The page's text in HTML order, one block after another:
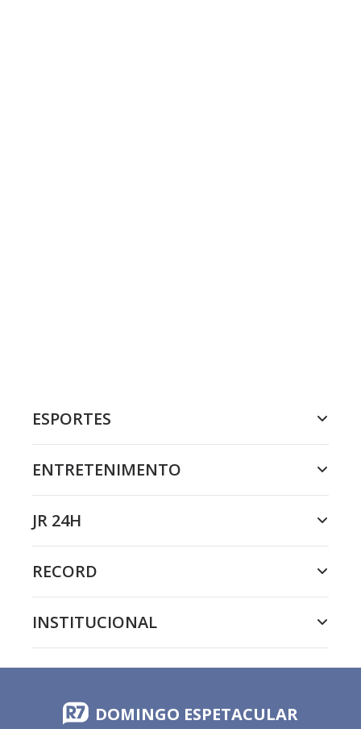
ESPORTES
ENTRETENIMENTO
JR 24H
RECORD
INSTITUCIONAL
DOMINGO ESPETACULAR